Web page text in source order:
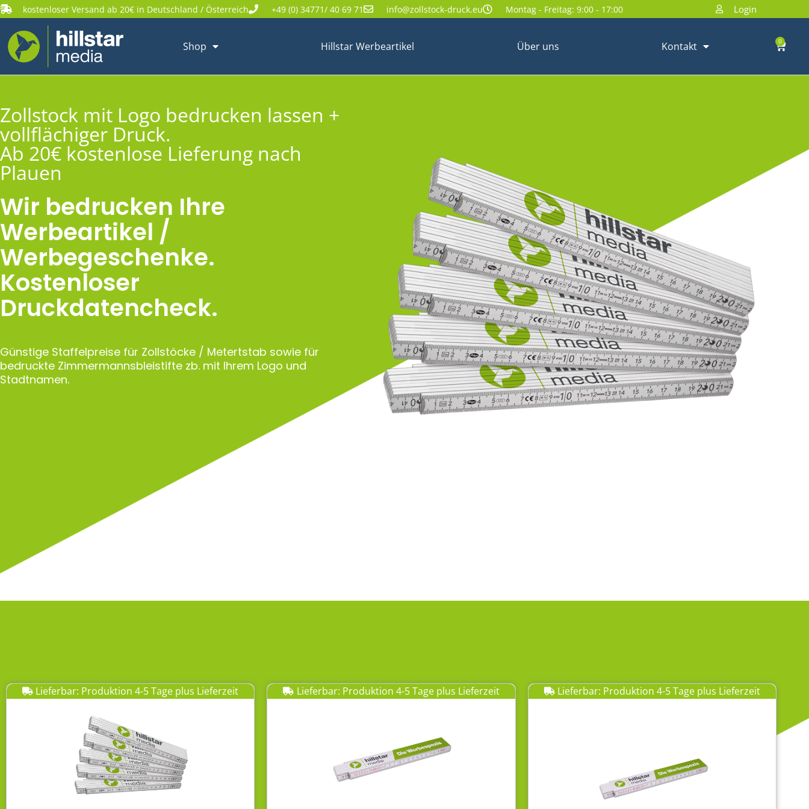
kostenloser Versand ab 20€ in Deutschland / Österreich +49 (0) 34771/ 40 69 71 info@zollstock-druck.eu Montag - Freitag: 9:00 - 17:00 Login
Shop Hillstar Werbeartikel Über uns Kontakt 0
Zollstock mit Logo bedrucken lassen +
vollflächiger Druck.
Ab 20€ kostenlose Lieferung nach
Plauen
Wir bedrucken Ihre
Werbeartikel /
Werbegeschenke.
Kostenloser
Druckdatencheck.
Günstige Staffelpreise für Zollstöcke / Metertstab sowie für
bedruckte Zimmermannsbleistifte zb. mit Ihrem Logo und
Stadtnamen.
Lieferbar: Produktion 4-5 Tage plus Lieferzeit Lieferbar: Produktion 4-5 Tage plus Lieferzeit Lieferbar: Produktion 4-5 Tage plus Lieferzeit